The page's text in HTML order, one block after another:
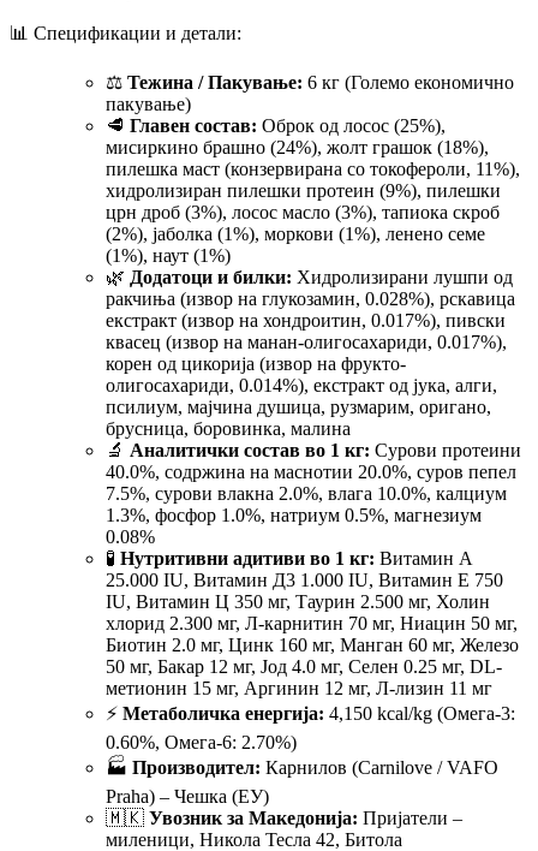
📊 Спецификации и детали:
⚖️ Тежина / Пакување: 6 кг (Големо економично
пакување)
🥩 Главен состав: Оброк од лосос (25%),
мисиркино брашно (24%), жолт грашок (18%),
пилешка маст (конзервирана со токофероли, 11%),
хидролизиран пилешки протеин (9%), пилешки
црн дроб (3%), лосос масло (3%), тапиока скроб
(2%), јаболка (1%), моркови (1%), ленено семе
(1%), наут (1%)
🌿 Додатоци и билки: Хидролизирани лушпи од
ракчиња (извор на глукозамин, 0.028%), рскавица
екстракт (извор на хондроитин, 0.017%), пивски
квасец (извор на манан-олигосахариди, 0.017%),
корен од цикорија (извор на фрукто-
олигосахариди, 0.014%), екстракт од јука, алги,
псилиум, мајчина душица, рузмарим, оригано,
брусница, боровинка, малина
🔬 Аналитички состав во 1 кг: Сурови протеини
40.0%, содржина на маснотии 20.0%, суров пепел
7.5%, сурови влакна 2.0%, влага 10.0%, калциум
1.3%, фосфор 1.0%, натриум 0.5%, магнезиум
0.08%
🧪 Нутритивни адитиви во 1 кг: Витамин А
25.000 IU, Витамин Д3 1.000 IU, Витамин Е 750
IU, Витамин Ц 350 мг, Таурин 2.500 мг, Холин
хлорид 2.300 мг, Л-карнитин 70 мг, Ниацин 50 мг,
Биотин 2.0 мг, Цинк 160 мг, Манган 60 мг, Железо
50 мг, Бакар 12 мг, Јод 4.0 мг, Селен 0.25 мг, DL-
метионин 15 мг, Аргинин 12 мг, Л-лизин 11 мг
⚡ Метаболичка енергија: 4,150 kcal/kg (Омега-3:
0.60%, Омега-6: 2.70%)
🏭 Производител: Карнилов (Carnilove / VAFO
Praha) – Чешка (ЕУ)
🇲🇰 Увозник за Македонија: Пријатели –
миленици, Никола Тесла 42, Битола